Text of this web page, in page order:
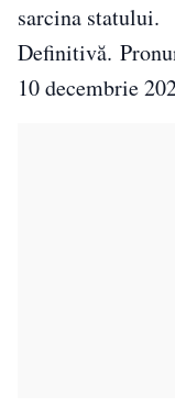
sarcina statului.
Definitivă.
10 decembrie